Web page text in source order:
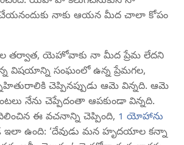
చేయనందుకు నాకు ఆయన మీద చాలా కోపం
తర్వాత, యెహోవాకు నా మీద ప్రేమ లేదని
విషయాన్ని సంఘంలో ఉన్న ప్రేమగల,
చెప్పినప్పుడు ఆమె విన్నది. ఆమె
నేను చెప్పేదంతా ఆపకుండా విన్నది.
ఈ వచనాన్ని చెప్పింది, 1 యోహాను
ఇలా ఉంది: ‘దేవుడు మన హృదయాల కన్నా